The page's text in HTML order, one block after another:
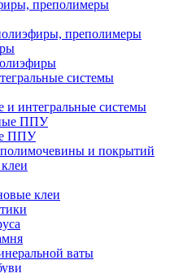
преполимеры
преполимеры
системы
и интегральные системы
ППУ
ППУ
и покрытий
клеи
ваты